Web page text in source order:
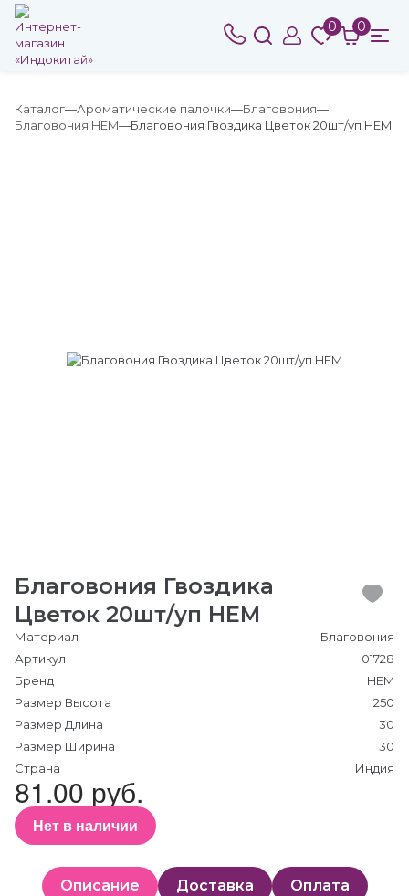
0 0
Каталог Ароматические палочки
Благовония
Благовония HEM
Благовония Гвоздика Цветок 20шт/уп HEM
Благовония Гвоздика
Цветок 20шт/уп HEM
Материал
Благовония
Артикул
01728
Бренд
HEM
Размер Высота
250
Размер Длина
30
Размер Ширина
30
Страна
Индия
81.00 руб.
Нет в наличии
Описание Доставка Оплата